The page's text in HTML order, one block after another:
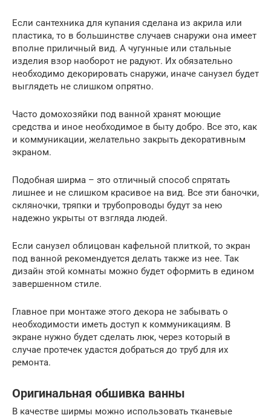
Если сантехника для купания сделана из акрила или
пластика, то в большинстве случаев снаружи она имеет
вполне приличный вид. А чугунные или стальные
изделия взор наоборот не радуют. Их обязательно
необходимо декорировать снаружи, иначе санузел будет
выглядеть не слишком опрятно.
Часто домохозяйки под ванной хранят моющие
средства и иное необходимое в быту добро. Все это, как
и коммуникации, желательно закрыть декоративным
экраном.
Подобная ширма – это отличный способ спрятать
лишнее и не слишком красивое на вид. Все эти баночки,
скляночки, тряпки и трубопроводы будут за нею
надежно укрыты от взгляда людей.
Если санузел облицован кафельной плиткой, то экран
под ванной рекомендуется делать также из нее. Так
дизайн этой комнаты можно будет оформить в едином
завершенном стиле.
Главное при монтаже этого декора не забывать о
необходимости иметь доступ к коммуникациям. В
экране нужно будет сделать люк, через который в
случае протечек удастся добраться до труб для их
ремонта.
Оригинальная обшивка ванны
В качестве ширмы можно использовать тканевые